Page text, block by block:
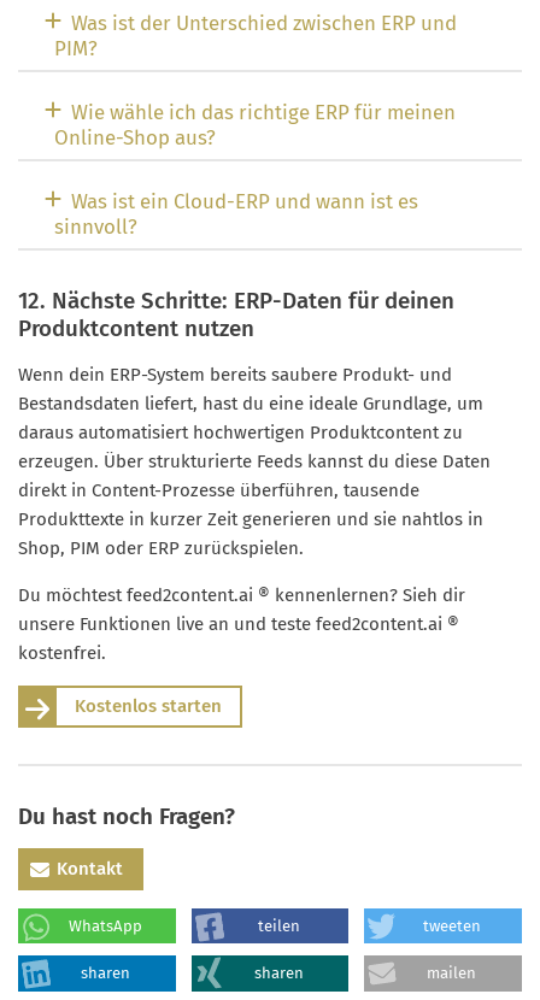
Was ist der Unterschied zwischen ERP und
PIM?
Wie wähle ich das richtige ERP für meinen
Online-Shop aus?
Was ist ein Cloud-ERP und wann ist es
sinnvoll?
12. Nächste Schritte: ERP-Daten für deinen
Produktcontent nutzen
Wenn dein ERP-System bereits saubere Produkt- und
Bestandsdaten liefert, hast du eine ideale Grundlage, um
daraus automatisiert hochwertigen Produktcontent zu
erzeugen. Über strukturierte Feeds kannst du diese Daten
direkt in Content-Prozesse überführen, tausende
Produkttexte in kurzer Zeit generieren und sie nahtlos in
Shop, PIM oder ERP zurückspielen.
Du möchtest feed2content.ai ® kennenlernen? Sieh dir
unsere Funktionen live an und teste feed2content.ai ®
kostenfrei.
Kostenlos starten
Du hast noch Fragen?
Kontakt
WhatsApp teilen tweeten
sharen sharen mailen